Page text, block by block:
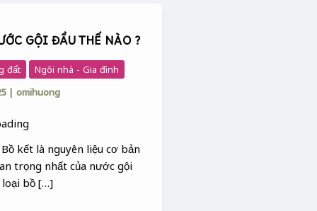
GỘI ĐẦU THẾ NÀO ?
đất
Ngôi nhà - Gia đình
|omihuong
kết là nguyên liệu cơ bản
trọng nhất của nước gội
loại bồ […]